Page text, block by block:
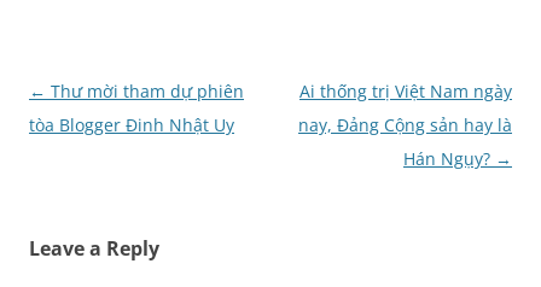
Post
navigation
← Thư mời tham dự phiên
tòa Blogger Đinh Nhật Uy
Ai thống trị Việt Nam ngày
nay, Đảng Cộng sản hay là
Hán Ngụy? →
Leave a Reply